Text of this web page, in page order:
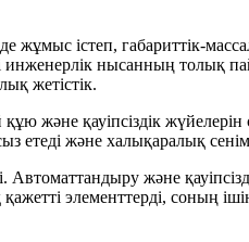
істеп, габариттік-
нысанның толық
жетістік.
және қауіпсіздік
және халықаралық
және
элементтерді, соның